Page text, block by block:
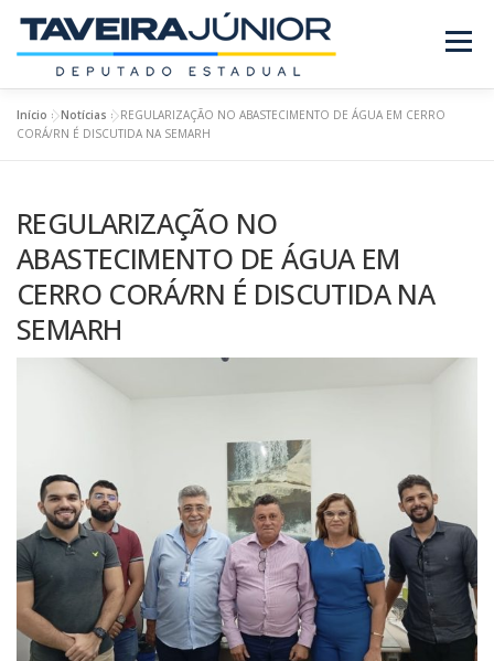
conteúdo
Menu
SOBRE O DEPUTADO
REQUERIMENTOS EMENDAS
REVISTA
Início »Notícias »REGULARIZAÇÃO NO ABASTECIMENTO DE ÁGUA EM CERRO
CORÁ/RN É DISCUTIDA NA SEMARH
REGULARIZAÇÃO NO
ABASTECIMENTO DE ÁGUA EM
CERRO CORÁ/RN É DISCUTIDA NA
SEMARH